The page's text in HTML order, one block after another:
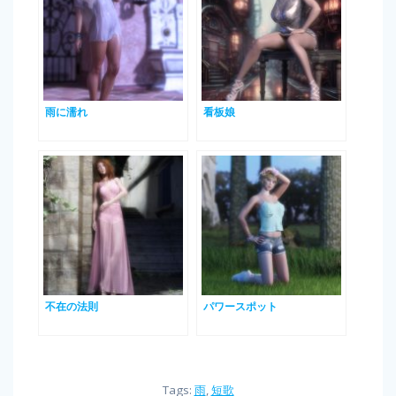
雨に濡れ 看板娘
不在の法則 パワースポット
Tags: 雨,短歌